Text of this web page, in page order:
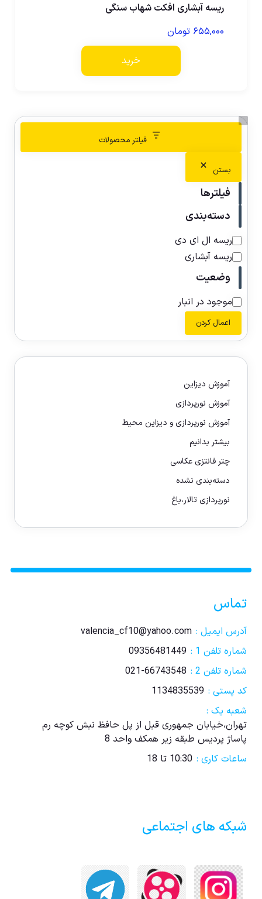
ریسه آبشاری افکت شهاب سنگی
۶۵۵,۰۰۰ تومان
خرید
فیلتر محصولات
بستن
فیلترها
دسته‌بندی
ریسه ال ای دی
ریسه آبشاری
وضعیت
موجود در انبار
اعمال کردن
آموزش دیزاین
آموزش نورپردازی
آموزش نورپردازی و دیزاین محیط
بیشتر بدانیم
چتر فانتزی عکاسی
دسته‌بندی نشده
نورپردازی تالار،باغ
تماس
آدرس ایمیل : valencia_cf10@yahoo.com
شماره تلفن 1 :
09356481449
شماره تلفن 2 :
021-66743548
کد پستی : 1134835539
شعبه یک :
تهران،خیابان جمهوری قبل از پل حافظ نبش کوچه رم
پاساژ پردیس طبقه زیر همکف واحد 8
ساعات کاری : 10:30 تا 18
شبکه های اجتماعی